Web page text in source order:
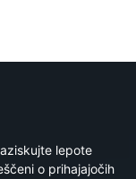
lepote
o prihajajočih